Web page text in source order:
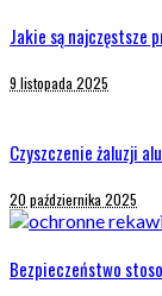
Jakie są najczęstsze
9 listopada 2025
Czyszczenie żaluzji
20 października 2025
Bezpieczeństwo